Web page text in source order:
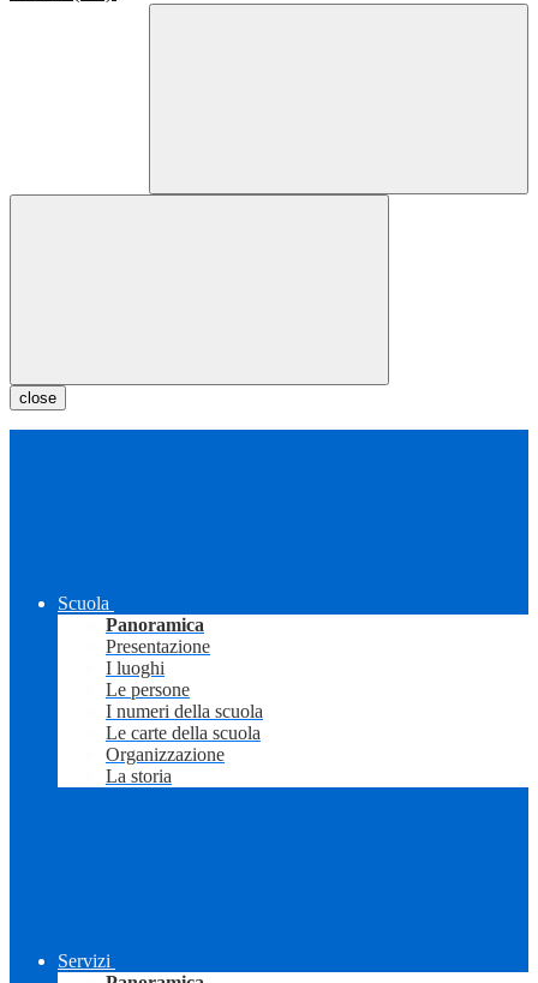
close
Scuola
Panoramica
Presentazione
I luoghi
Le persone
I numeri della scuola
Le carte della scuola
Organizzazione
La storia
Servizi